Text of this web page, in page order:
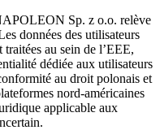
Sp. z o.o. relève
données des utilisateurs
au sein de l’EEE,
dédiée aux utilisateurs
au droit polonais et
nord-américaines
applicable aux